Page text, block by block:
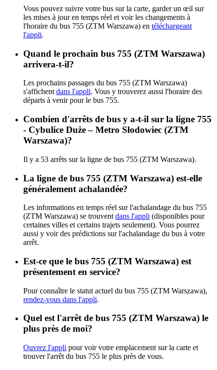
Vous pouvez suivre votre bus sur la carte, garder un œil sur
les mises à jour en temps réel et voir les changements à
l'horaire du bus 755 (ZTM Warszawa) en téléchargeant
l'appli.
Quand le prochain bus 755 (ZTM Warszawa)
arrivera-t-il?
Les prochains passages du bus 755 (ZTM Warszawa)
s'affichent dans l'appli. Vous y trouverez aussi l'horaire des
départs à venir pour le bus 755.
Combien d'arrêts de bus y a-t-il sur la ligne 755
- Cybulice Duże – Metro Słodowiec (ZTM
Warszawa)?
Il y a 53 arrêts sur la ligne de bus 755 (ZTM Warszawa).
La ligne de bus 755 (ZTM Warszawa) est-elle
généralement achalandée?
Les informations en temps réel sur l'achalandage du bus 755
(ZTM Warszawa) se trouvent dans l'appli (disponibles pour
certaines villes et certains trajets seulement). Vous pourrez
aussi y voir des prédictions sur l'achalandage du bus à votre
arrêt.
Est-ce que le bus 755 (ZTM Warszawa) est
présentement en service?
Pour connaître le statut actuel du bus 755 (ZTM Warszawa),
rendez-vous dans l'appli.
Quel est l'arrêt de bus 755 (ZTM Warszawa) le
plus près de moi?
Ouvrez l'appli pour voir votre emplacement sur la carte et
trouver l'arrêt du bus 755 le plus près de vous.